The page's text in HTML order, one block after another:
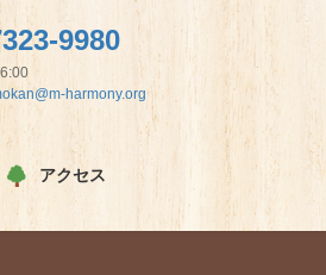
9980
harmony.org
アクセス